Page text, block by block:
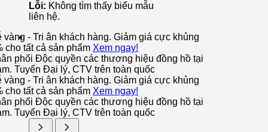
Lỗi: Không tìm thấy biểu mẫu
liên hệ.
vàng - Tri ân khách hàng. Giảm giá cực khủng
cho tất cả sản phẩm Xem ngay!
phối Độc quyền các thương hiệu đồng hồ tại
Tuyển Đại lý, CTV trên toàn quốc
vàng - Tri ân khách hàng. Giảm giá cực khủng
cho tất cả sản phẩm Xem ngay!
phối Độc quyền các thương hiệu đồng hồ tại
Tuyển Đại lý, CTV trên toàn quốc